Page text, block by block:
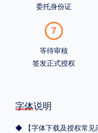
委托身份证
7
等待审核
签发正式授权
字体说明
◆ 【字体下载及授权常见